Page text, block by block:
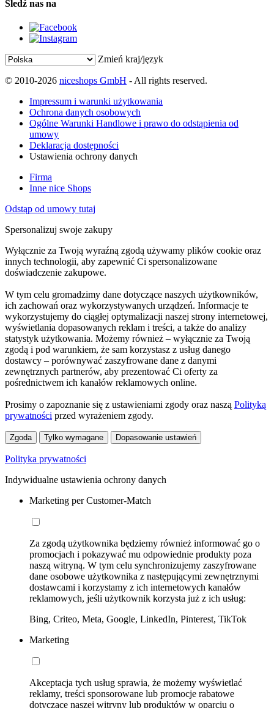
Śledź nas na
Zmień kraj/język
© 2010-2026 niceshops GmbH - All rights reserved.
Impressum i warunki użytkowania
Ochrona danych osobowych
Ogólne Warunki Handlowe i prawo do odstąpienia od
umowy
Deklaracja dostępności
Ustawienia ochrony danych
Firma
Inne nice Shops
Odstąp od umowy tutaj
Spersonalizuj swoje zakupy
Wyłącznie za Twoją wyraźną zgodą używamy plików cookie oraz
innych technologii, aby zapewnić Ci spersonalizowane
doświadczenie zakupowe.
W tym celu gromadzimy dane dotyczące naszych użytkowników,
ich zachowań oraz wykorzystywanych urządzeń. Informacje te
wykorzystujemy do ciągłej optymalizacji naszej strony internetowej,
wyświetlania dopasowanych reklam i treści, a także do analizy
statystyk użytkowania. Możemy również – wyłącznie za Twoją
zgodą i pod warunkiem, że sam korzystasz z usług danego
dostawcy – porównywać zaszyfrowane dane z danymi
zewnętrznych partnerów, aby prezentować Ci oferty za
pośrednictwem ich kanałów reklamowych online.
Prosimy o zapoznanie się z ustawieniami zgody oraz naszą Polityką
prywatności przed wyrażeniem zgody.
Zgoda Tylko wymagane Dopasowanie ustawień
Polityka prywatności
Indywidualne ustawienia ochrony danych
Marketing per Customer-Match
Za zgodą użytkownika będziemy również informować go o
promocjach i pokazywać mu odpowiednie produkty poza
naszą witryną. W tym celu synchronizujemy zaszyfrowane
dane osobowe użytkownika z następującymi zewnętrznymi
dostawcami i korzystamy z ich internetowych kanałów
reklamowych, jeśli użytkownik korzysta już z ich usług:
Bing, Criteo, Meta, Google, LinkedIn, Pinterest, TikTok
Marketing
Akceptacja tych usług sprawia, że możemy wyświetlać
reklamy, treści sponsorowane lub promocje rabatowe
dotyczące naszej witryny lub produktów w oparciu o